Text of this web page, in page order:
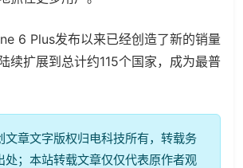
6 Plus发布以来已经创造了新的销量
续扩展到总计约115个国家，成为最普
文章文字版权归电科技所有，转载务
处；本站转载文章仅仅代表原作者观